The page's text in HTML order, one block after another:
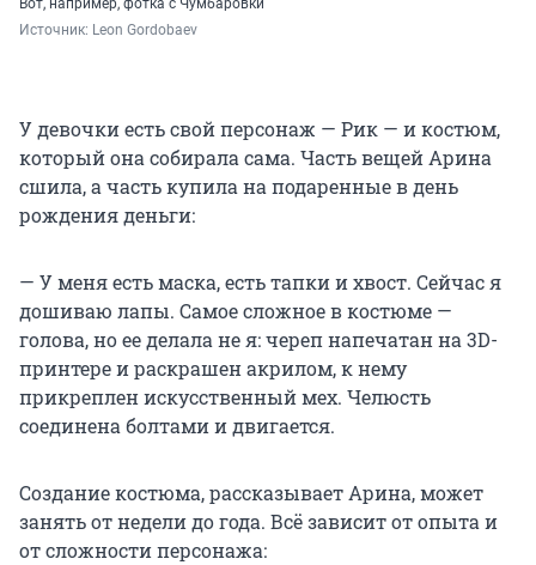
Вот, например, фотка с Чумбаровки
Источник: Leon Gordobaev
У девочки есть свой персонаж — Рик — и костюм,
который она собирала сама. Часть вещей Арина
сшила, а часть купила на подаренные в день
рождения деньги:
— У меня есть маска, есть тапки и хвост. Сейчас я
дошиваю лапы. Самое сложное в костюме —
голова, но ее делала не я: череп напечатан на 3D-
принтере и раскрашен акрилом, к нему
прикреплен искусственный мех. Челюсть
соединена болтами и двигается.
Создание костюма, рассказывает Арина, может
занять от недели до года. Всё зависит от опыта и
от сложности персонажа: